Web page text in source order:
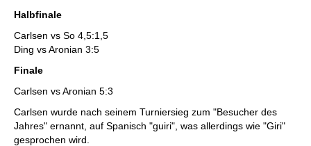
Halbfinale
Carlsen vs So 4,5:1,5
Ding vs Aronian 3:5
Finale
Carlsen vs Aronian 5:3
Carlsen wurde nach seinem Turniersieg zum "Besucher des
Jahres" ernannt, auf Spanisch "guiri", was allerdings wie "Giri"
gesprochen wird.